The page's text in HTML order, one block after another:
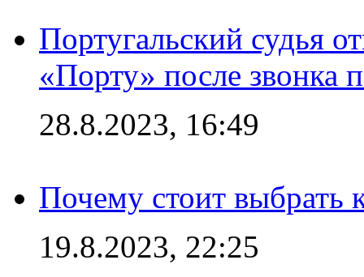
Португальский судья
«Порту» после звонка
28.8.2023, 16:49
Почему стоит выбрать
19.8.2023, 22:25